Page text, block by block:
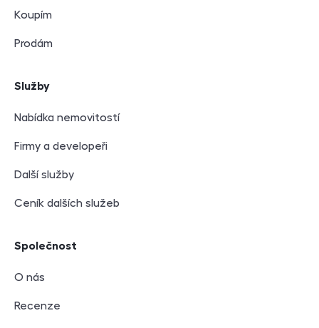
Koupím
Prodám
Služby
Nabídka nemovitostí
Firmy a developeři
Další služby
Ceník dalších služeb
Společnost
O nás
Recenze